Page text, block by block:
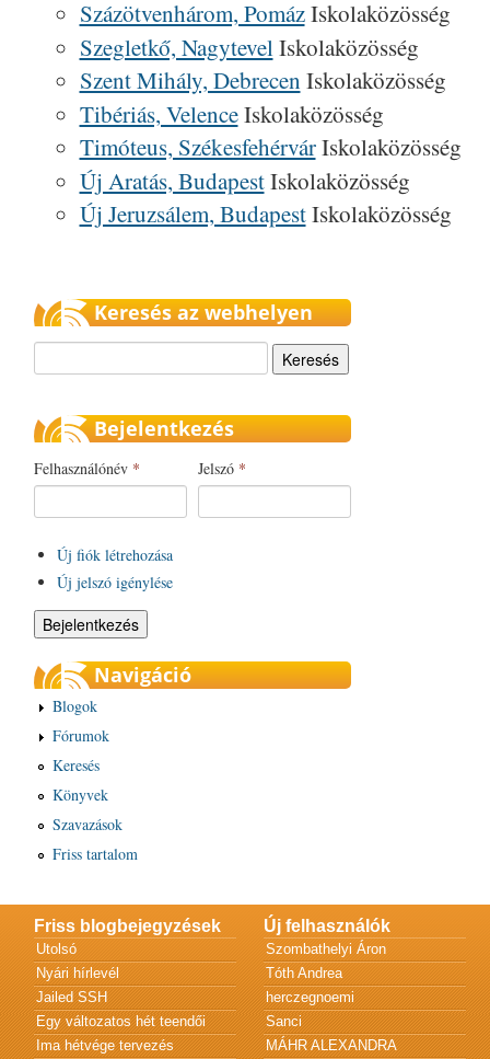
Százötvenhárom, PomázIskolaközösség
Szegletkő, Nagytevel Iskolaközösség
Szent Mihály, Debrecen Iskolaközösség
Tibériás, VelenceIskolaközösség
Timóteus, SzékesfehérvárIskolaközösség
Új Aratás, BudapestIskolaközösség
Új Jeruzsálem, BudapestIskolaközösség
Keresés az webhelyen
Bejelentkezés
Felhasználónév * Jelszó *
Új fiók létrehozása
Új jelszó igénylése
Navigáció
Blogok
Fórumok
Keresés
Könyvek
Szavazások
Friss tartalom
Friss blogbejegyzések
Utolsó
Nyári hírlevél
Jailed SSH
Egy változatos hét teendői
Ima hétvége tervezés
Új felhasználók
Szombathelyi Áron
Tóth Andrea
herczegnoemi
Sanci
MÁHR ALEXANDRA